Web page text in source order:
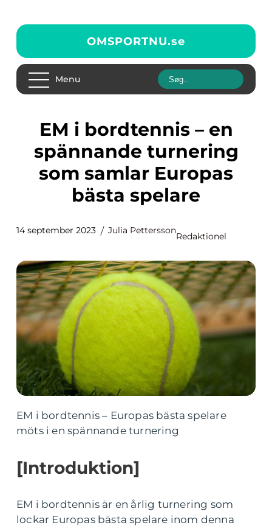
OMSPORTNU.se
Menu
EM i bordtennis – en
spännande turnering
som samlar Europas
bästa spelare
14 september 2023 Julia Pettersson
Redaktionel
EM i bordtennis – Europas bästa spelare
möts i en spännande turnering
[Introduktion]
EM i bordtennis är en årlig turnering som
lockar Europas bästa spelare inom denna